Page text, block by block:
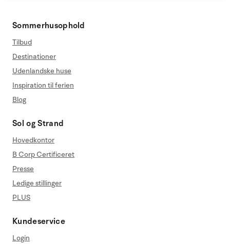
Sommerhusophold
Tilbud
Destinationer
Udenlandske huse
Inspiration til ferien
Blog
Sol og Strand
Hovedkontor
B Corp Certificeret
Presse
Ledige stillinger
PLUS
Kundeservice
Login